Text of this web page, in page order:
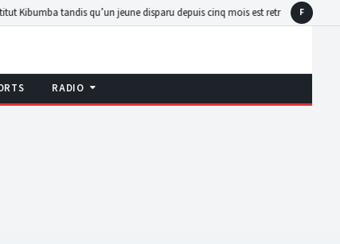
qu’un jeune disparu depuis cinq mois est retrouvé en détention Walikale
F
RADIO